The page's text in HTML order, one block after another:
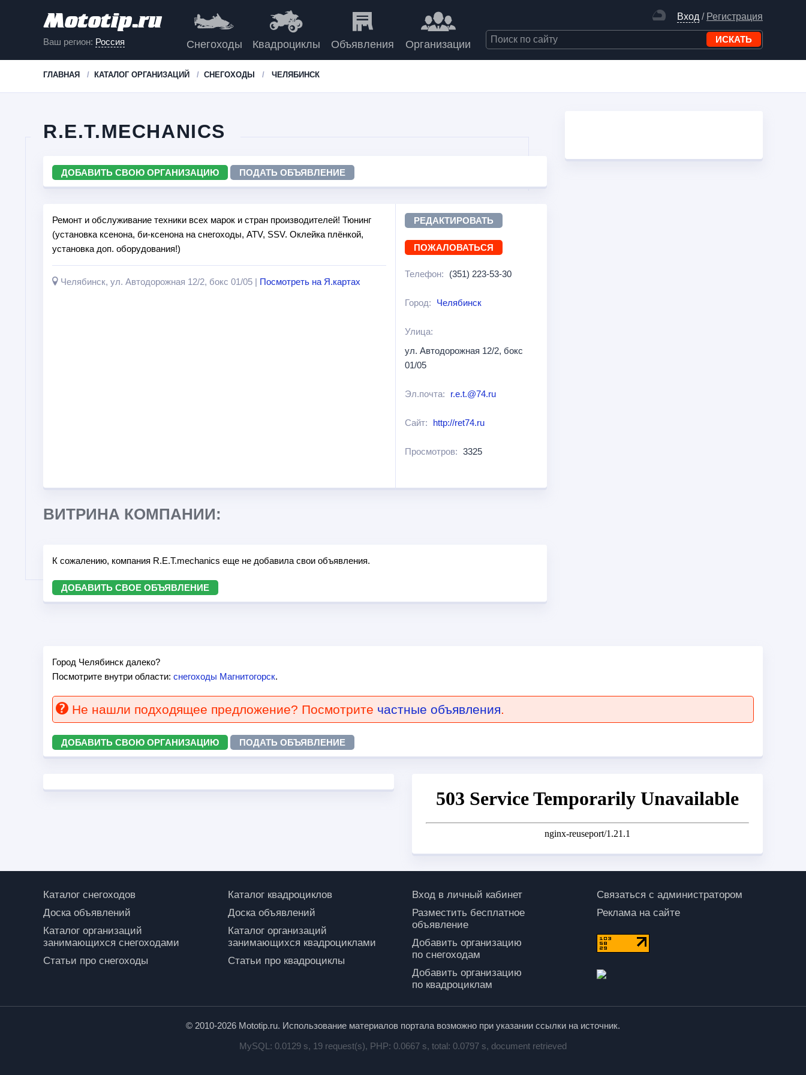
Ваш регион: Россия
Вход / Регистрация
Снегоходы Квадроциклы Объявления Организации
ГЛАВНАЯ КАТАЛОГ ОРГАНИЗАЦИЙ СНЕГОХОДЫ ЧЕЛЯБИНСК
R.E.T.MECHANICS
ДОБАВИТЬ СВОЮ ОРГАНИЗАЦИЮ ПОДАТЬ ОБЪЯВЛЕНИЕ
Ремонт и обслуживание техники всех марок и стран производителей! Тюнинг
(установка ксенона, би-ксенона на снегоходы, ATV, SSV. Оклейка плёнкой,
установка доп. оборудования!)
Челябинск, ул. Автодорожная 12/2, бокс 01/05 | Посмотреть на Я.картах
РЕДАКТИРОВАТЬ
ПОЖАЛОВАТЬСЯ
Телефон: (351) 223-53-30
Город: Челябинск
Улица:
ул. Автодорожная 12/2, бокс
01/05
Эл.почта: r.e.t.@74.ru
Сайт: http://ret74.ru
Просмотров: 3325
ВИТРИНА КОМПАНИИ:
К сожалению, компания R.E.T.mechanics еще не добавила свои объявления.
ДОБАВИТЬ СВОЕ ОБЪЯВЛЕНИЕ
Город Челябинск далеко?
Посмотрите внутри области: снегоходы Магнитогорск.
Не нашли подходящее предложение? Посмотрите частные объявления.
ДОБАВИТЬ СВОЮ ОРГАНИЗАЦИЮ ПОДАТЬ ОБЪЯВЛЕНИЕ
Каталог снегоходов
Доска объявлений
Каталог организаций
занимающихся снегоходами
Статьи про снегоходы
Каталог квадроциклов
Доска объявлений
Каталог организаций
занимающихся квадроциклами
Статьи про квадроциклы
Вход в личный кабинет
Разместить бесплатное
объявление
Добавить организацию
по снегоходам
Добавить организацию
по квадроциклам
Связаться с администратором
Реклама на сайте
© 2010-2026 Mototip.ru. Использование материалов портала возможно при указании ссылки на источник.
MySQL: 0.0129 s, 19 request(s), PHP: 0.0667 s, total: 0.0797 s, document retrieved